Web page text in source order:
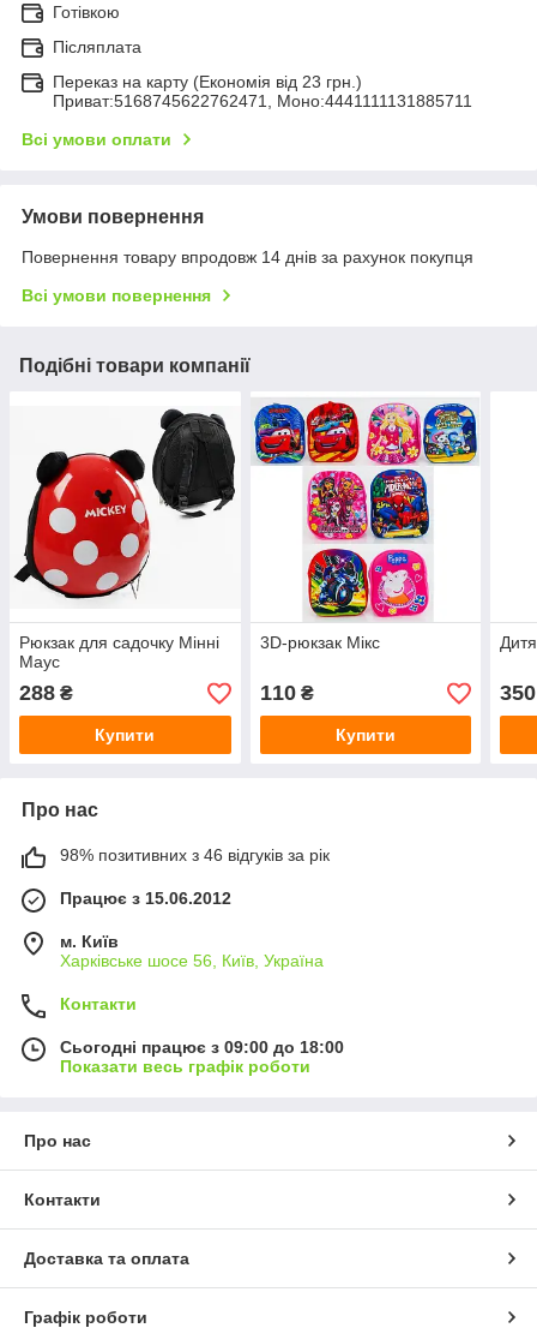
Готівкою
Післяплата
Переказ на карту (Економія від 23 грн.)
Приват:5168745622762471, Моно:4441111131885711
Всі умови оплати
Умови повернення
Повернення товару впродовж 14 днів за рахунок покупця
Всі умови повернення
Подібні товари компанії
Рюкзак для садочку Мінні
Маус
288 ₴
Купити
3D-рюкзак Мікс
110₴
Купити
350
Про нас
98% позитивних з 46 відгуків за рік
Працює з 15.06.2012
м. Київ
Харківське шосе 56, Київ, Україна
Контакти
Сьогодні працює з 09:00 до 18:00
Показати весь графік роботи
Про нас
Контакти
Доставка та оплата
Графік роботи